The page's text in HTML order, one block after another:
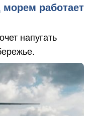
работает
напугать